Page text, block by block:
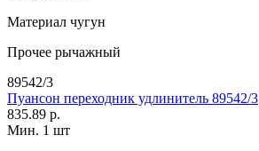
Материал чугун
Прочее рычажный
89542/3
Пуансон переходник удлинитель 89542/3
835.89 р.
Мин. 1 шт